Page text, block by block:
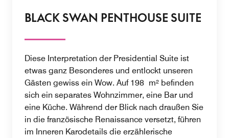
BLACK SWAN PENTHOUSE SUITE
Diese Interpretation der Presidential Suite ist
etwas ganz Besonderes und entlockt unseren
Gästen gewiss ein Wow. Auf 198 m² befinden
sich ein separates Wohnzimmer, eine Bar und
eine Küche. Während der Blick nach draußen Sie
in die französische Renaissance versetzt, führen
im Inneren Karodetails die erzählerische